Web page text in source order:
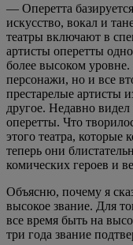
— Оперетта
искусство, вокал и
театры включают в
артисты оперетты
более высоком
персонажи, но и все
престарелые артисты
другое. Недавно видел
оперетты. Что
этого театра, которые
теперь они
комических героев и
Объясню, почему я
высокое звание. Для
все время быть на
три года звание